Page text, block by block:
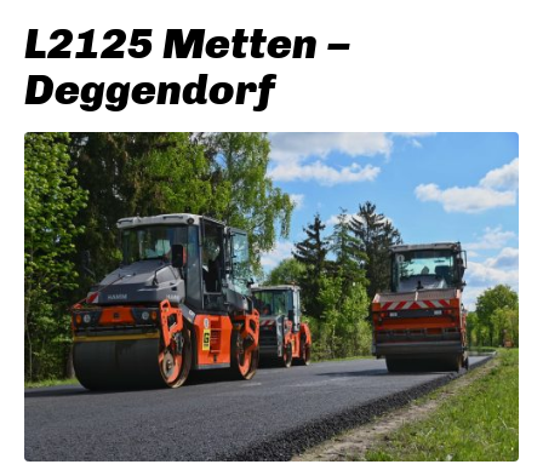
L2125 Metten –
Deggendorf